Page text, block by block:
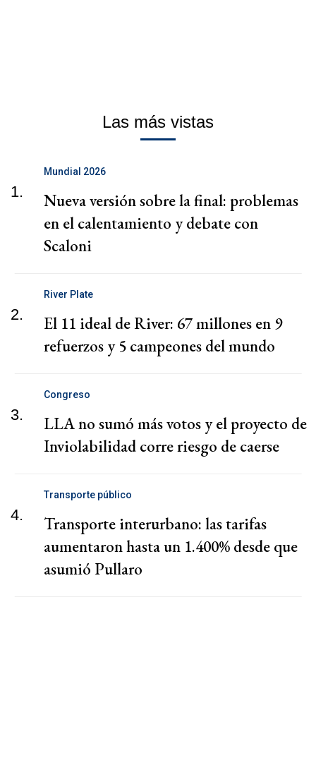
Las más vistas
1.
Mundial 2026
Nueva versión sobre la final: problemas
en el calentamiento y debate con
Scaloni
2.
River Plate
El 11 ideal de River: 67 millones en 9
refuerzos y 5 campeones del mundo
3.
Congreso
LLA no sumó más votos y el proyecto de
Inviolabilidad corre riesgo de caerse
4.
Transporte público
Transporte interurbano: las tarifas
aumentaron hasta un 1.400% desde que
asumió Pullaro